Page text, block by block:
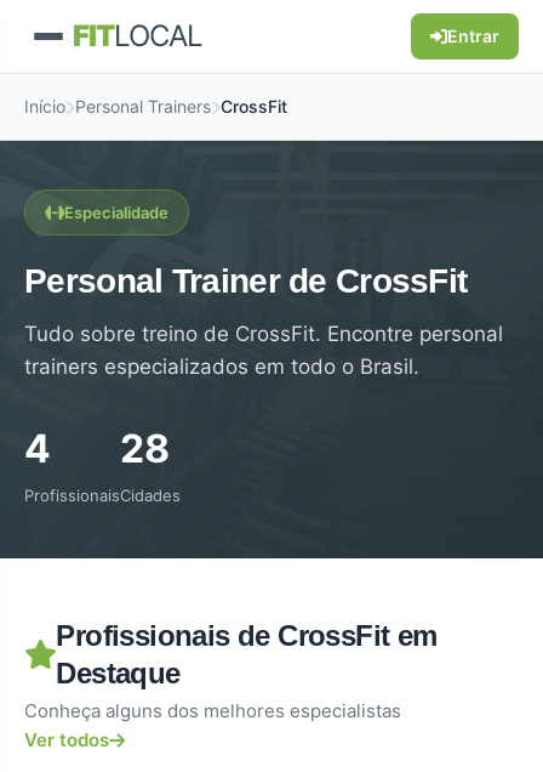
FITLOCAL Entrar
Início Personal Trainers CrossFit
Especialidade
Personal Trainer de CrossFit
Tudo sobre treino de CrossFit. Encontre personal
trainers especializados em todo o Brasil.
4
Profissionais
28
Cidades
Profissionais de CrossFit em
Destaque
Conheça alguns dos melhores especialistas
Ver todos